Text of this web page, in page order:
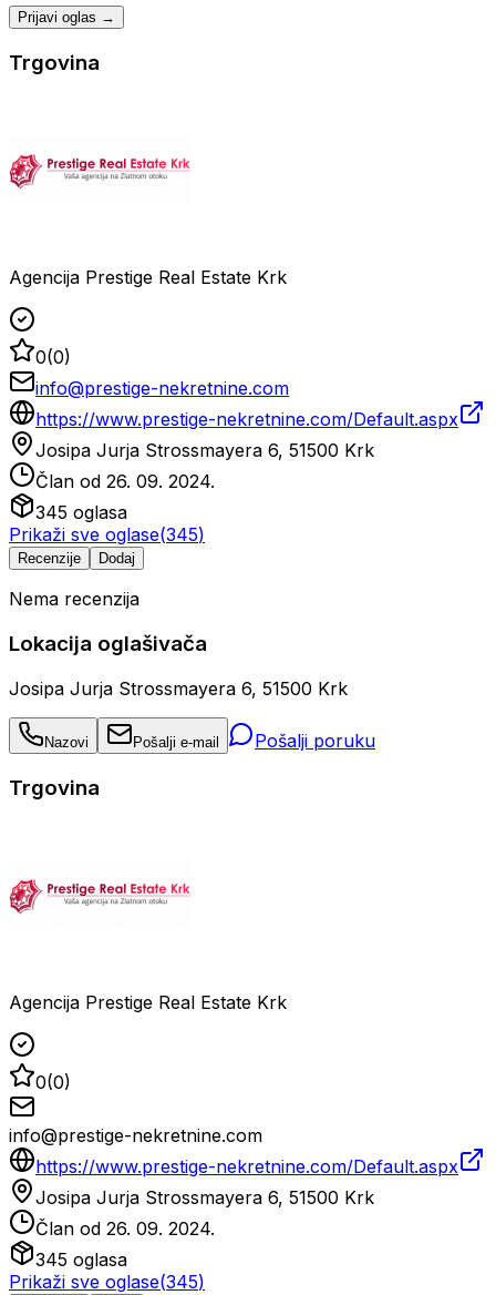
Prijavi oglas →
Trgovina
Agencija Prestige Real Estate Krk
0(0)
info@prestige-nekretnine.com
https://www.prestige-nekretnine.com/Default.aspx
Josipa Jurja Strossmayera 6, 51500 Krk
Član od 26. 09. 2024.
345 oglasa
Prikaži sve oglase(345)
Recenzije Dodaj
Nema recenzija
Lokacija oglašivača
Josipa Jurja Strossmayera 6, 51500 Krk
Nazovi Pošalji e-mail Pošalji poruku
Trgovina
Agencija Prestige Real Estate Krk
0(0)
info@prestige-nekretnine.com
https://www.prestige-nekretnine.com/Default.aspx
Josipa Jurja Strossmayera 6, 51500 Krk
Član od 26. 09. 2024.
345 oglasa
Prikaži sve oglase(345)